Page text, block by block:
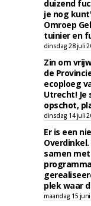
duizend
je nog
Omroep
tuinier en
dinsdag 28 juli
Zin om
de
ecoploeg
Utrecht!
opschot,
dinsdag 14 juli
Er is een
samen
plek waar
maandag 15 juni